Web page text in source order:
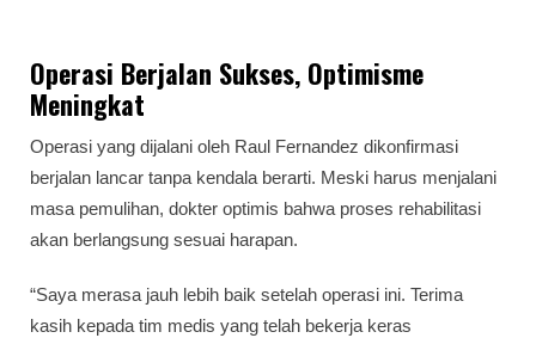
Operasi Berjalan Sukses, Optimisme
Meningkat
Operasi yang dijalani oleh Raul Fernandez dikonfirmasi
berjalan lancar tanpa kendala berarti. Meski harus menjalani
masa pemulihan, dokter optimis bahwa proses rehabilitasi
akan berlangsung sesuai harapan.
“Saya merasa jauh lebih baik setelah operasi ini. Terima
kasih kepada tim medis yang telah bekerja keras